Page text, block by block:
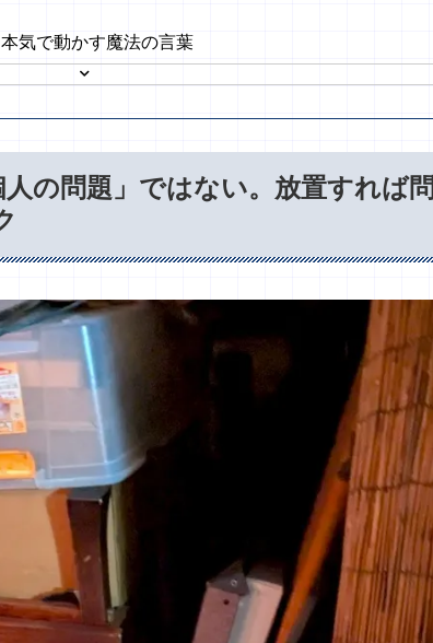
気で動かす魔法の言葉
の問題」ではない。放置すれば問